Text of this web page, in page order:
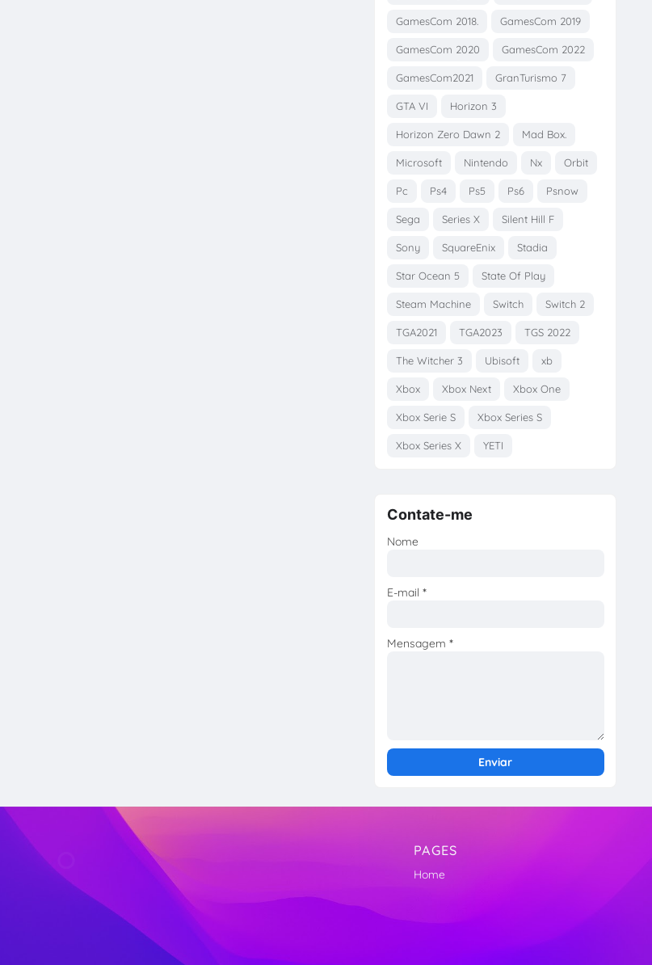
GamesCom 2018. GamesCom 2019
GamesCom 2020 GamesCom 2022
GamesCom2021 GranTurismo 7
GTA VI Horizon 3
Horizon Zero Dawn 2 Mad Box.
Microsoft Nintendo Nx Orbit
Pc Ps4 Ps5 Ps6 Psnow
Sega Series X Silent Hill F
Sony SquareEnix Stadia
Star Ocean 5 State Of Play
Steam Machine Switch Switch 2
TGA2021 TGA2023 TGS 2022
The Witcher 3 Ubisoft xb
Xbox Xbox Next Xbox One
Xbox Serie S Xbox Series S
Xbox Series X YETI
Contate-me
Nome
E-mail *
Mensagem *
PAGES
Home